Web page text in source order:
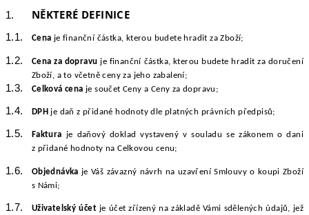
NĚKTERÉ DEFINICE
Cena je finanční částka, kterou budete hradit za Zboží;
Cena za dopravu je finanční částka, kterou budete hradit za doručení
Zboží, a to včetně ceny za jeho zabalení;
Celková cena je součet Ceny a Ceny za dopravu;
DPH je daň z přidané hodnoty dle platných právních předpisů;
Faktura je daňový doklad vystavený v souladu se zákonem o dani
z přidané hodnoty na Celkovou cenu;
Objednávka je Váš závazný návrh na uzavření Smlouvy o koupi Zboží
s Námi;
Uživatelský účetje účet zřízený na základě Vámi sdělených údajů, jež